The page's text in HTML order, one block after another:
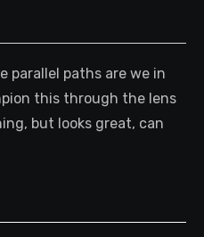
parallel paths are we in
this through the lens
but looks great, can